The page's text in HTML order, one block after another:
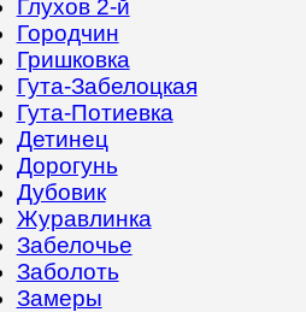
Глухов 2-й
Городчин
Гришковка
Гута-Забелоцкая
Гута-Потиевка
Детинец
Дорогунь
Дубовик
Журавлинка
Забелочье
Заболоть
Замеры